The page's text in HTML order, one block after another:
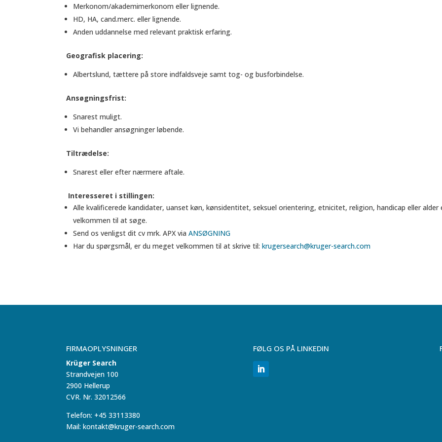
Merkonom/akademimerkonom eller lignende.
HD, HA, cand.merc. eller lignende.
Anden uddannelse med relevant praktisk erfaring.
Geografisk placering:
Albertslund, tættere på store indfaldsveje samt tog- og busforbindelse.
Ansøgningsfrist:
Snarest muligt.
Vi behandler ansøgninger løbende.
Tiltrædelse:
Snarest eller efter nærmere aftale.
Interesseret i stillingen:
Alle kvalificerede kandidater, uanset køn, kønsidentitet, seksuel orientering, etnicitet, religion, handicap eller alder
velkommen til at søge.
Send os venligst dit cv mrk. APX viaANSØGNING
Har du spørgsmål, er du meget velkommen til at skrive til:krugersearch@kruger-search.com
FIRMAOPLYSNINGER
Krüger Search
Strandvejen 100
2900 Hellerup
CVR. Nr. 32012566
Telefon: +45 33113380
Mail: kontakt@kruger-search.com
FØLG OS PÅ LINKEDIN